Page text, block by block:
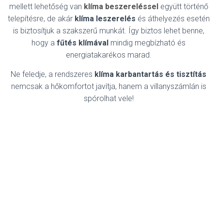
mellett lehetőség van klíma beszerelésselegyütt történő
telepítésre, de akár klíma leszerelés és áthelyezés esetén
is biztosítjuk a szakszerű munkát. Így biztos lehet benne,
hogy a fűtés klímával mindig megbízható és
energiatakarékos marad.
Ne feledje, a rendszeres klíma karbantartás és tisztítás
nemcsak a hőkomfortot javítja, hanem a villanyszámlán is
spórolhat vele!